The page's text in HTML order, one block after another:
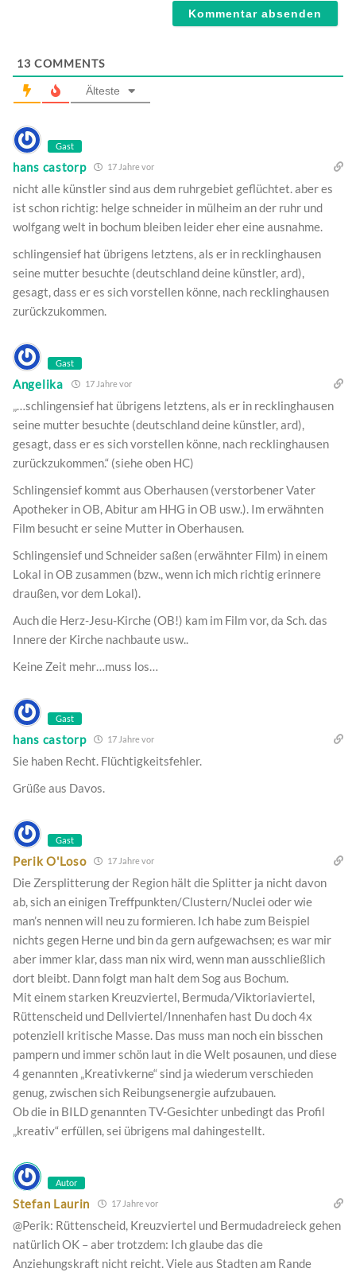
13 COMMENTS
Älteste
Gast
hans castorp 17 Jahre vor
nicht alle künstler sind aus dem ruhrgebiet geflüchtet. aber es
ist schon richtig: helge schneider in mülheim an der ruhr und
wolfgang welt in bochum bleiben leider eher eine ausnahme.
schlingensief hat übrigens letztens, als er in recklinghausen
seine mutter besuchte (deutschland deine künstler, ard),
gesagt, dass er es sich vorstellen könne, nach recklinghausen
zurückzukommen.
Gast
Angelika 17 Jahre vor
„…schlingensief hat übrigens letztens, als er in recklinghausen
seine mutter besuchte (deutschland deine künstler, ard),
gesagt, dass er es sich vorstellen könne, nach recklinghausen
zurückzukommen.“ (siehe oben HC)
Schlingensief kommt aus Oberhausen (verstorbener Vater
Apotheker in OB, Abitur am HHG in OB usw.). Im erwähnten
Film besucht er seine Mutter in Oberhausen.
Schlingensief und Schneider saßen (erwähnter Film) in einem
Lokal in OB zusammen (bzw., wenn ich mich richtig erinnere
draußen, vor dem Lokal).
Auch die Herz-Jesu-Kirche (OB!) kam im Film vor, da Sch. das
Innere der Kirche nachbaute usw..
Keine Zeit mehr…muss los…
Gast
hans castorp 17 Jahre vor
Sie haben Recht. Flüchtigkeitsfehler.
Grüße aus Davos.
Gast
Perik O'Loso 17 Jahre vor
Die Zersplitterung der Region hält die Splitter ja nicht davon
ab, sich an einigen Treffpunkten/Clustern/Nuclei oder wie
man’s nennen will neu zu formieren. Ich habe zum Beispiel
nichts gegen Herne und bin da gern aufgewachsen; es war mir
aber immer klar, dass man nix wird, wenn man ausschließlich
dort bleibt. Dann folgt man halt dem Sog aus Bochum.
Mit einem starken Kreuzviertel, Bermuda/Viktoriaviertel,
Rüttenscheid und Dellviertel/Innenhafen hast Du doch 4x
potenziell kritische Masse. Das muss man noch ein bisschen
pampern und immer schön laut in die Welt posaunen, und diese
4 genannten „Kreativkerne“ sind ja wiederum verschieden
genug, zwischen sich Reibungsenergie aufzubauen.
Ob die in BILD genannten TV-Gesichter unbedingt das Profil
„kreativ“ erfüllen, sei übrigens mal dahingestellt.
Autor
Stefan Laurin 17 Jahre vor
@Perik: Rüttenscheid, Kreuzviertel und Bermudadreieck gehen
natürlich OK – aber trotzdem: Ich glaube das die
Anziehungskraft nicht reicht. Viele aus Stadten am Rande